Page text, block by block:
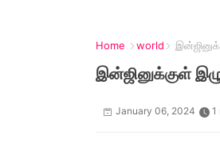
Home world
இன்ஜினுக்குள்
January 06, 2024 1